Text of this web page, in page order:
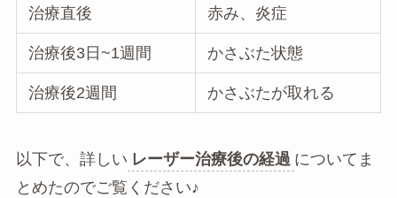
治療直後 赤み、炎症
治療後3日~1週間 かさぶた状態
治療後2週間 かさぶたが取れる
以下で、詳しい レーザー治療後の経過 についてま
とめたのでご覧ください♪